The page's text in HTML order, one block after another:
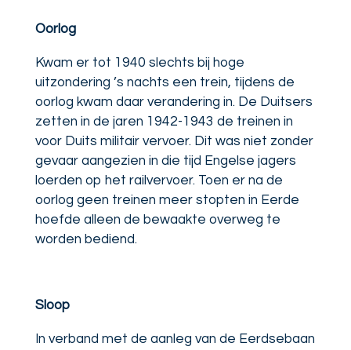
Oorlog
Kwam er tot 1940 slechts bij hoge
uitzondering ’s nachts een trein, tijdens de
oorlog kwam daar verandering in. De Duitsers
zetten in de jaren 1942-1943 de treinen in
voor Duits militair vervoer. Dit was niet zonder
gevaar aangezien in die tijd Engelse jagers
loerden op het railvervoer. Toen er na de
oorlog geen treinen meer stopten in Eerde
hoefde alleen de bewaakte overweg te
worden bediend.
Sloop
In verband met de aanleg van de Eerdsebaan